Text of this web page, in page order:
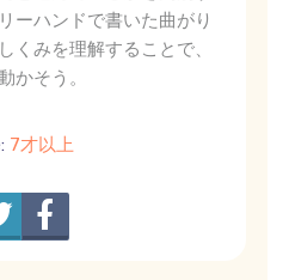
ーハンドで書いた曲がり
くみを理解することで、
かそう。
7才以上